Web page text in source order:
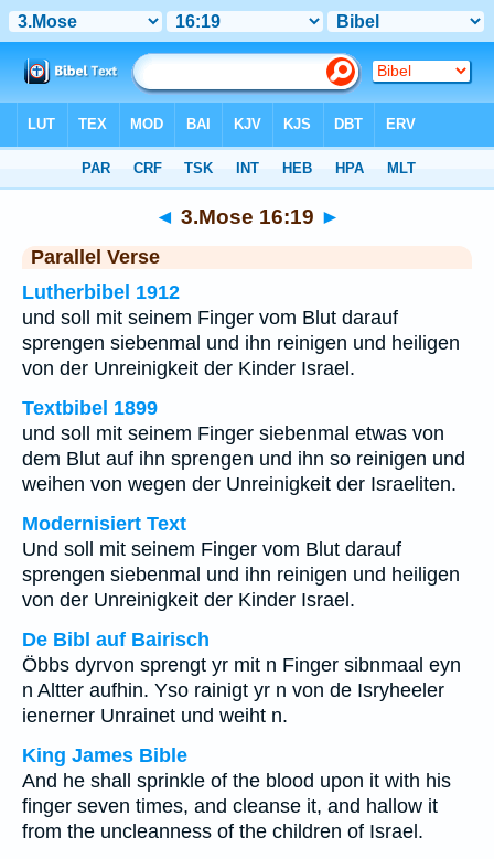
◄ 3.Mose 16:19 ►
Parallel Verse
Lutherbibel 1912
und soll mit seinem Finger vom Blut darauf
sprengen siebenmal und ihn reinigen und heiligen
von der Unreinigkeit der Kinder Israel.
Textbibel 1899
und soll mit seinem Finger siebenmal etwas von
dem Blut auf ihn sprengen und ihn so reinigen und
weihen von wegen der Unreinigkeit der Israeliten.
Modernisiert Text
Und soll mit seinem Finger vom Blut darauf
sprengen siebenmal und ihn reinigen und heiligen
von der Unreinigkeit der Kinder Israel.
De Bibl auf Bairisch
Öbbs dyrvon sprengt yr mit n Finger sibnmaal eyn
n Altter aufhin. Yso rainigt yr n von de Isryheeler
ienerner Unrainet und weiht n.
King James Bible
And he shall sprinkle of the blood upon it with his
finger seven times, and cleanse it, and hallow it
from the uncleanness of the children of Israel.